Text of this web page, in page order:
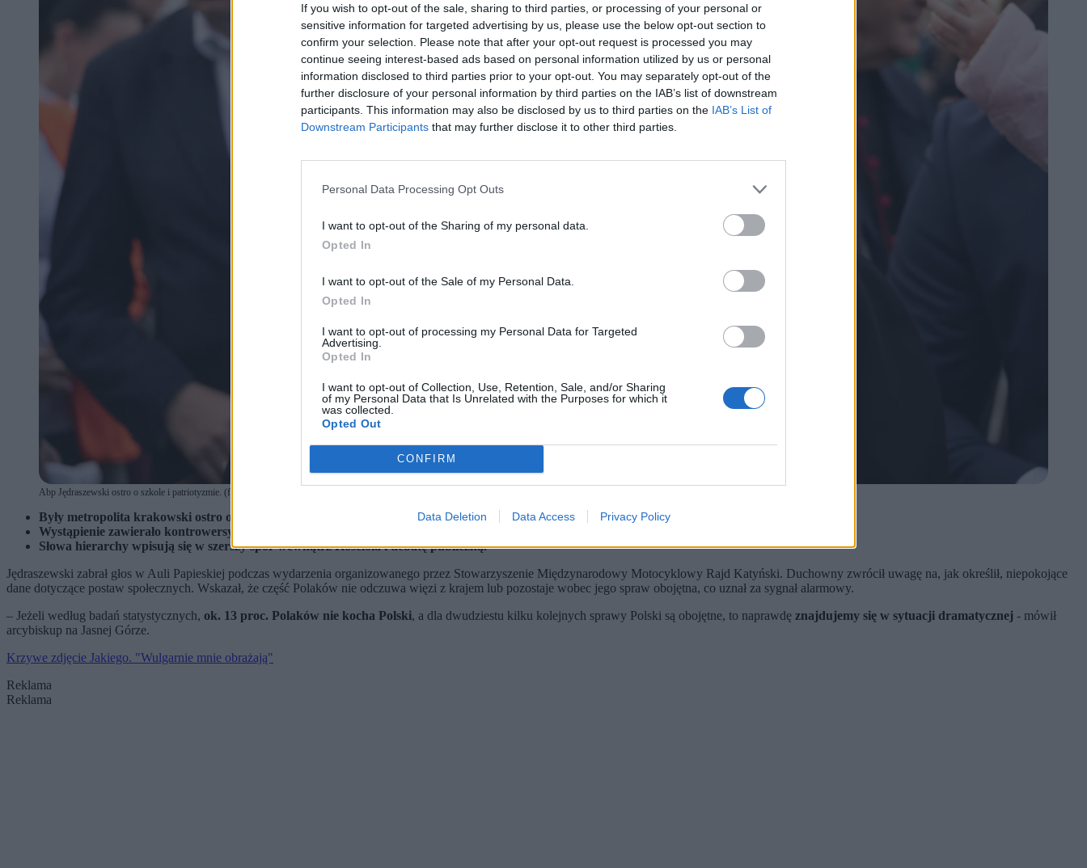
If you wish to opt-out of the sale, sharing to third parties, or processing of your personal or
sensitive information for targeted advertising by us, please use the below opt-out section to
confirm your selection. Please note that after your opt-out request is processed you may
continue seeing interest-based ads based on personal information utilized by us or personal
information disclosed to third parties prior to your opt-out. You may separately opt-out of the
further disclosure of your personal information by third parties on the IAB’s list of downstream
participants. This information may also be disclosed by us to third parties on the IAB’s List of
Downstream Participants that may further disclose it to other third parties.
Personal Data Processing Opt Outs
I want to opt-out of the Sharing of my personal data.
Opted In
I want to opt-out of the Sale of my Personal Data.
Opted In
I want to opt-out of processing my Personal Data for Targeted
Advertising.
Opted In
I want to opt-out of Collection, Use, Retention, Sale, and/or Sharing
of my Personal Data that Is Unrelated with the Purposes for which it
was collected.
Opted Out
CONFIRM
Data Deletion Data Access Privacy Policy
Abp Jędraszewski ostro o szkole i patriotyzmie. (fot. Shutterstock)
Były metropolita krakowski ostro ocenił kierunek zmian w polskiej edukacji.
Wystąpienie zawierało kontrowersyjne odniesienia historyczne.
Słowa hierarchy wpisują się w szerszy spór wewnątrz Kościoła i debatę publiczną.
Jędraszewski zabrał głos w Auli Papieskiej podczas wydarzenia organizowanego przez Stowarzyszenie Międzynarodowy Motocyklowy Rajd Katyński. Duchowny zwrócił uwagę na, jak określił, niepokojące
dane dotyczące postaw społecznych. Wskazał, że część Polaków nie odczuwa więzi z krajem lub pozostaje wobec jego spraw obojętna, co uznał za sygnał alarmowy.
– Jeżeli według badań statystycznych, ok. 13 proc. Polaków nie kocha Polski, a dla dwudziestu kilku kolejnych sprawy Polski są obojętne, to naprawdę znajdujemy się w sytuacji dramatycznej - mówił
arcybiskup na Jasnej Górze.
Krzywe zdjęcie Jakiego. "Wulgarnie mnie obrażają"
Reklama
Reklama